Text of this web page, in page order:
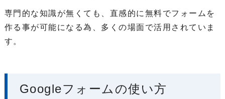
専門的な知識が無くても、直感的に無料でフォームを
作る事が可能になる為、多くの場面で活用されていま
す。
Googleフォームの使い方